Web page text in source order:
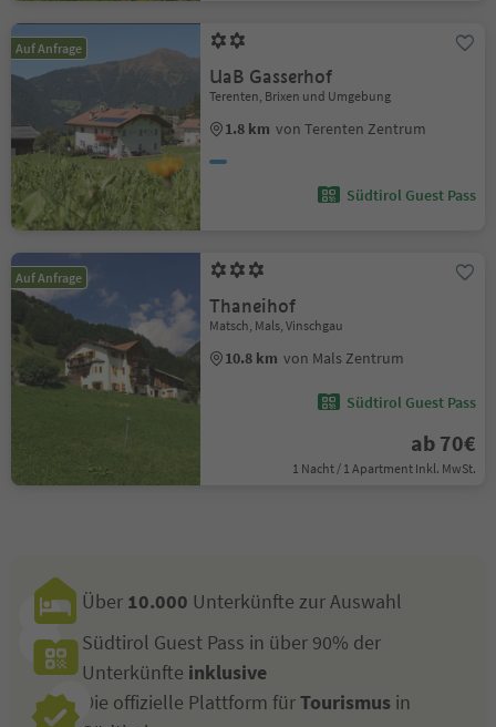
Auf Anfrage
UaB Gasserhof
Terenten, Brixen und Umgebung
1.8 km von Terenten Zentrum
Südtirol Guest Pass
Auf Anfrage
Thaneihof
Matsch, Mals, Vinschgau
10.8 km von Mals Zentrum
Südtirol Guest Pass
ab 70€
1 Nacht / 1 Apartment Inkl. MwSt.
Über 10.000 Unterkünfte zur Auswahl
Südtirol Guest Pass in über 90% der
Unterkünfte inklusive
Die offizielle Plattform fürTourismus in